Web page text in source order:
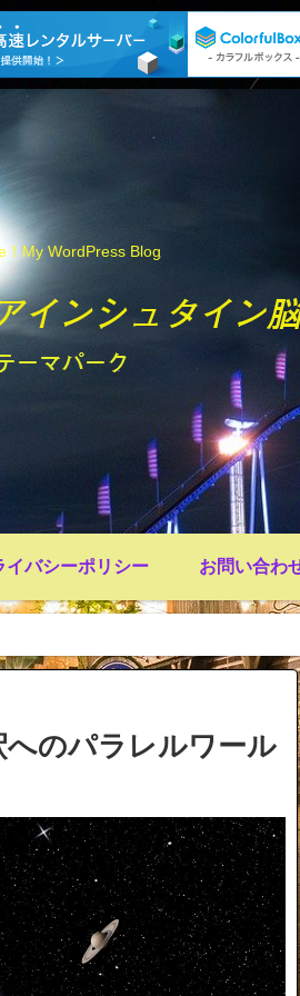
！My WordPress Blog
イバシーポリシー お問い合わ
へのパラレルワール